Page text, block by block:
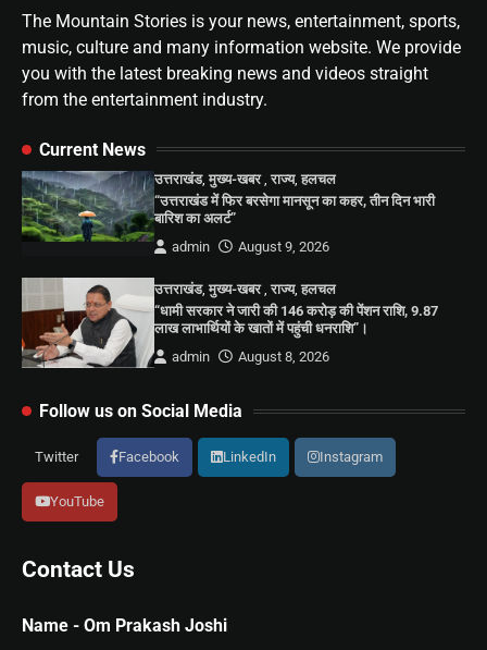
The Mountain Stories is your news, entertainment, sports,
music, culture and many information website. We provide
you with the latest breaking news and videos straight
from the entertainment industry.
Current News
उत्तराखंड,मुख्य-खबर ,राज्य,हलचल
“उत्तराखंड में फिर बरसेगा मानसून का कहर, तीन दिन भारी
बारिश का अलर्ट”
admin
August 9, 2026
उत्तराखंड,मुख्य-खबर ,राज्य,हलचल
“धामी सरकार ने जारी की 146 करोड़ की पेंशन राशि, 9.87
लाख लाभार्थियों के खातों में पहुंची धनराशि”।
admin
August 8, 2026
Follow us on Social Media
Twitter Facebook LinkedIn Instagram
YouTube
Contact Us
Name - Om Prakash Joshi